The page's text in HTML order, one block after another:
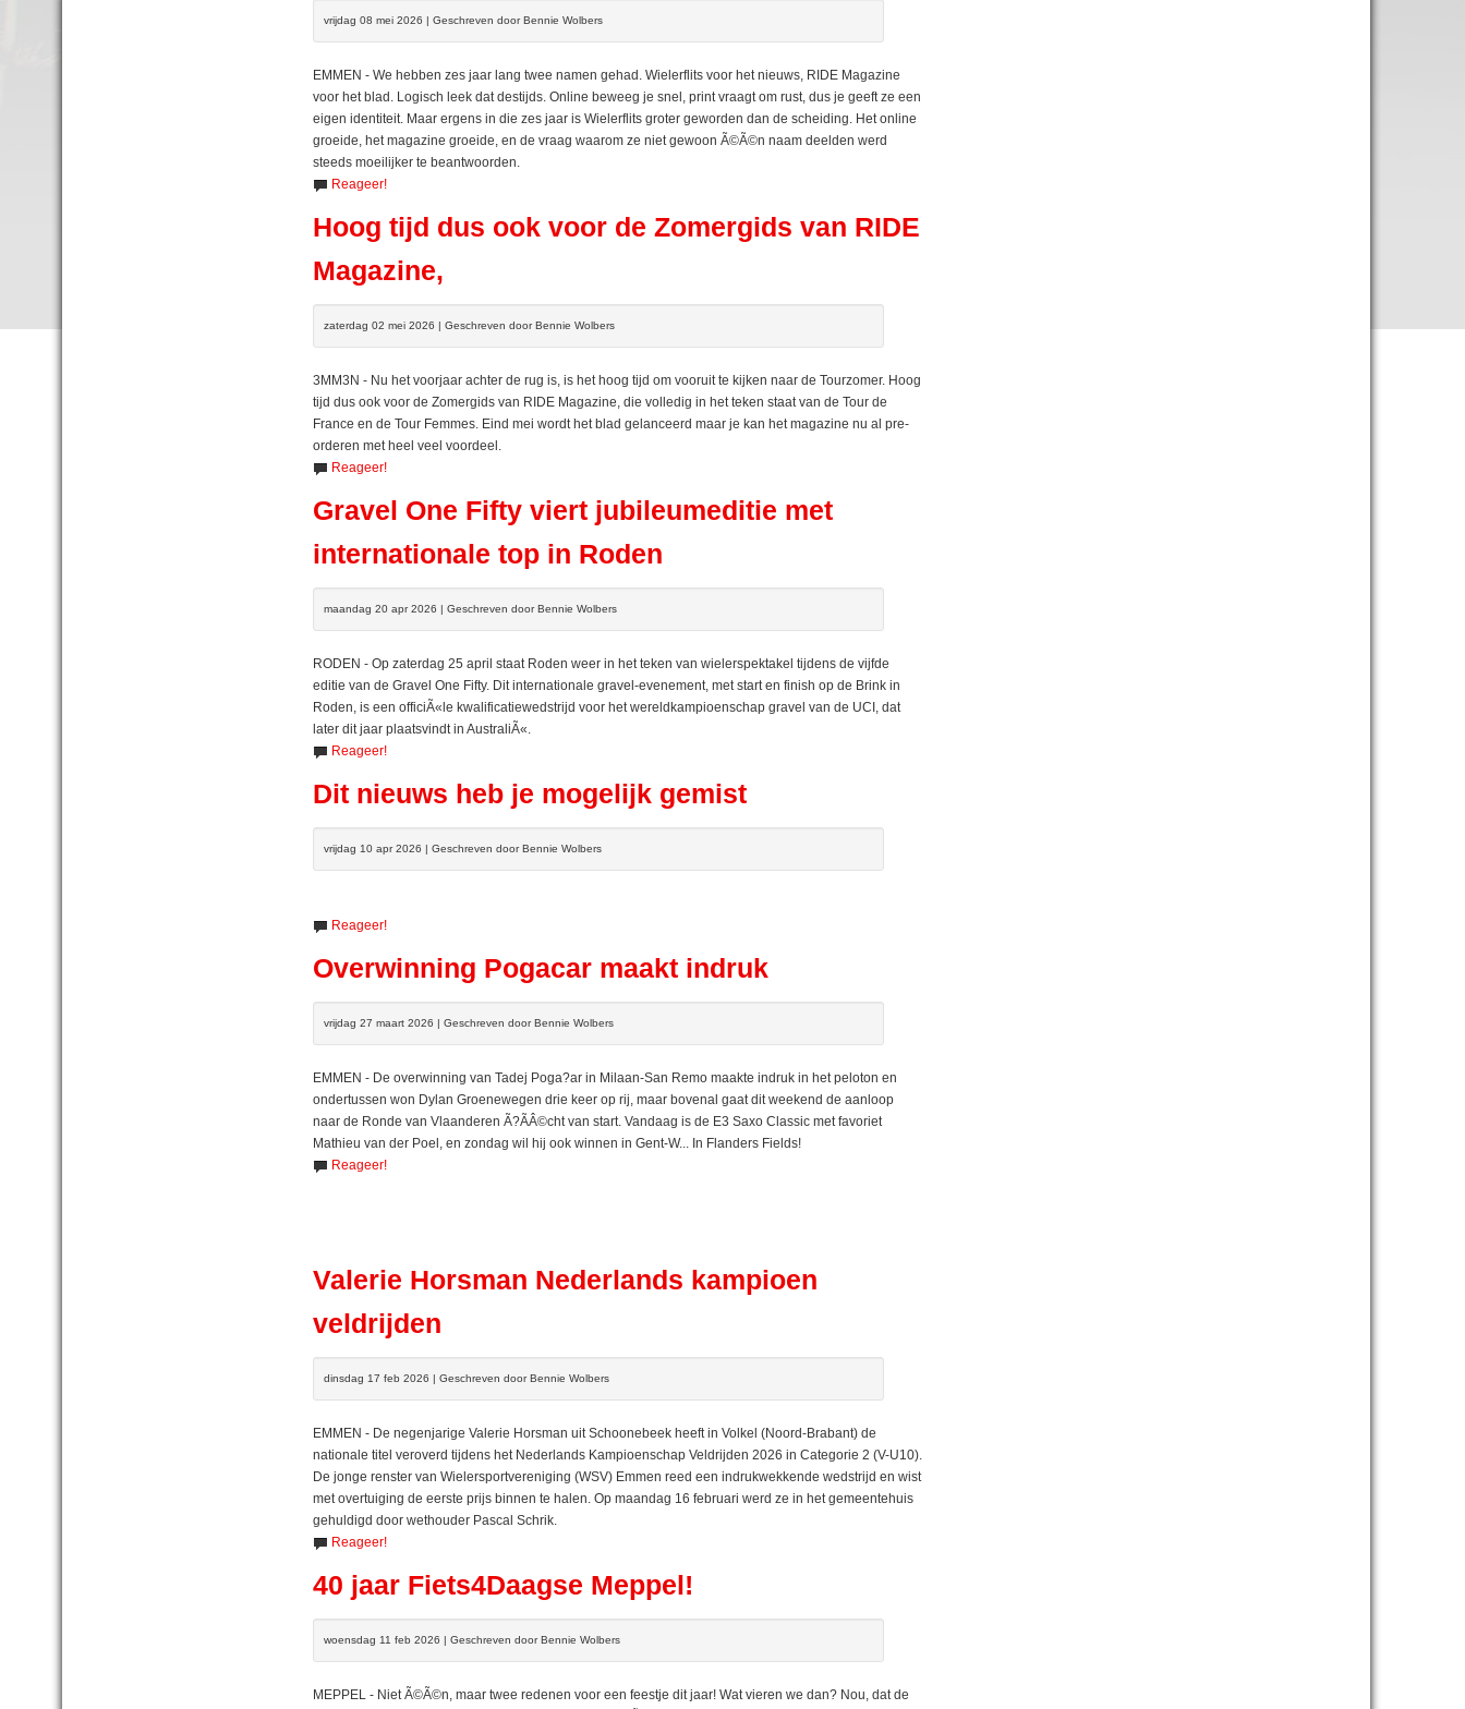
vrijdag 08 mei 2026 | Geschreven door Bennie Wolbers
EMMEN - We hebben zes jaar lang twee namen gehad. Wielerflits voor het nieuws, RIDE Magazine
voor het blad. Logisch leek dat destijds. Online beweeg je snel, print vraagt om rust, dus je geeft ze een
eigen identiteit. Maar ergens in die zes jaar is Wielerflits groter geworden dan de scheiding. Het online
groeide, het magazine groeide, en de vraag waarom ze niet gewoon Ã©Ã©n naam deelden werd
steeds moeilijker te beantwoorden.
Reageer!
Hoog tijd dus ook voor de Zomergids van RIDE
Magazine,
zaterdag 02 mei 2026 | Geschreven door Bennie Wolbers
3MM3N - Nu het voorjaar achter de rug is, is het hoog tijd om vooruit te kijken naar de Tourzomer. Hoog
tijd dus ook voor de Zomergids van RIDE Magazine, die volledig in het teken staat van de Tour de
France en de Tour Femmes. Eind mei wordt het blad gelanceerd maar je kan het magazine nu al pre-
orderen met heel veel voordeel.
Reageer!
Gravel One Fifty viert jubileumeditie met
internationale top in Roden
maandag 20 apr 2026 | Geschreven door Bennie Wolbers
RODEN - Op zaterdag 25 april staat Roden weer in het teken van wielerspektakel tijdens de vijfde
editie van de Gravel One Fifty. Dit internationale gravel-evenement, met start en finish op de Brink in
Roden, is een officiÃ«le kwalificatiewedstrijd voor het wereldkampioenschap gravel van de UCI, dat
later dit jaar plaatsvindt in AustraliÃ«.
Reageer!
Dit nieuws heb je mogelijk gemist
vrijdag 10 apr 2026 | Geschreven door Bennie Wolbers
Reageer!
Overwinning Pogacar maakt indruk
vrijdag 27 maart 2026 | Geschreven door Bennie Wolbers
EMMEN - De overwinning van Tadej Poga?ar in Milaan-San Remo maakte indruk in het peloton en
ondertussen won Dylan Groenewegen drie keer op rij, maar bovenal gaat dit weekend de aanloop
naar de Ronde van Vlaanderen Ã?ÃÂ©cht van start. Vandaag is de E3 Saxo Classic met favoriet
Mathieu van der Poel, en zondag wil hij ook winnen in Gent-W... In Flanders Fields!
Reageer!
Valerie Horsman Nederlands kampioen
veldrijden
dinsdag 17 feb 2026 | Geschreven door Bennie Wolbers
EMMEN - De negenjarige Valerie Horsman uit Schoonebeek heeft in Volkel (Noord-Brabant) de
nationale titel veroverd tijdens het Nederlands Kampioenschap Veldrijden 2026 in Categorie 2 (V-U10).
De jonge renster van Wielersportvereniging (WSV) Emmen reed een indrukwekkende wedstrijd en wist
met overtuiging de eerste prijs binnen te halen. Op maandag 16 februari werd ze in het gemeentehuis
gehuldigd door wethouder Pascal Schrik.
Reageer!
40 jaar Fiets4Daagse Meppel!
woensdag 11 feb 2026 | Geschreven door Bennie Wolbers
MEPPEL - Niet Ã©Ã©n, maar twee redenen voor een feestje dit jaar! Wat vieren we dan? Nou, dat de